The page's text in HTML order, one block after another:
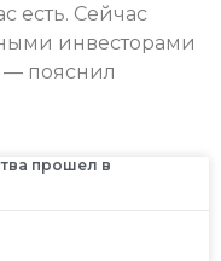
есть. Сейчас
инвесторами
— пояснил
прошел в